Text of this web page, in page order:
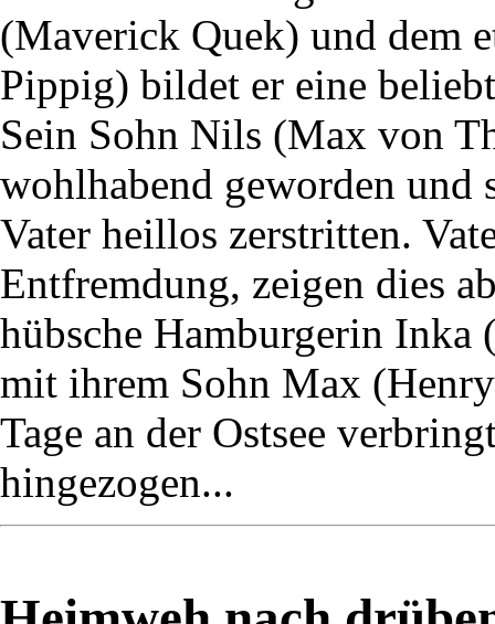
(Maverick Quek) und dem
Pippig) bildet er eine
Sein Sohn Nils (Max von
wohlhabend geworden und
Vater heillos zerstritten.
Entfremdung, zeigen dies
hübsche Hamburgerin
mit ihrem Sohn Max
Tage an der Ostsee
hingezogen...